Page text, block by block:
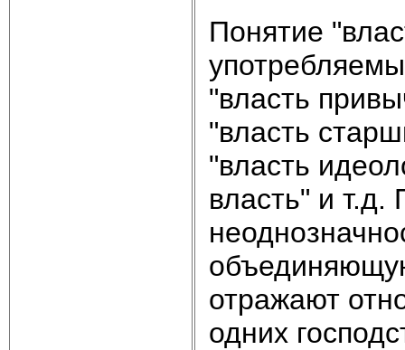
Понятие
"власть
"власть
"власть
власть" и т.д.
отражают
одних